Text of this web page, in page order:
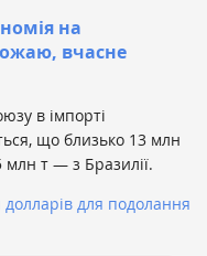
на
вчасне
в імпорті
що близько 13 млн
млн т — з Бразилії.
для подолання